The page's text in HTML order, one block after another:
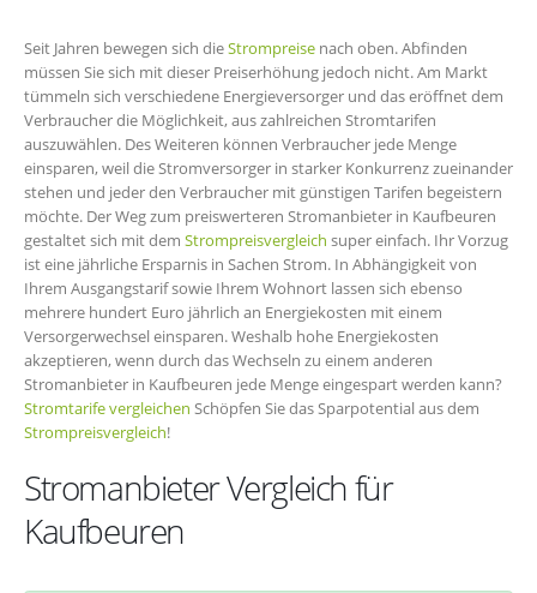
Seit Jahren bewegen sich dieStrompreise nach oben. Abfinden
müssen Sie sich mit dieser Preiserhöhung jedoch nicht. Am Markt
tümmeln sich verschiedene Energieversorger und das eröffnet dem
Verbraucher die Möglichkeit, aus zahlreichen Stromtarifen
auszuwählen. Des Weiteren können Verbraucher jede Menge
einsparen, weil die Stromversorger in starker Konkurrenz zueinander
stehen und jeder den Verbraucher mit günstigen Tarifen begeistern
möchte. Der Weg zum preiswerteren Stromanbieter in Kaufbeuren
gestaltet sich mit dem Strompreisvergleich super einfach. Ihr Vorzug
ist eine jährliche Ersparnis in Sachen Strom. In Abhängigkeit von
Ihrem Ausgangstarif sowie Ihrem Wohnort lassen sich ebenso
mehrere hundert Euro jährlich an Energiekosten mit einem
Versorgerwechsel einsparen. Weshalb hohe Energiekosten
akzeptieren, wenn durch das Wechseln zu einem anderen
Stromanbieter in Kaufbeuren jede Menge eingespart werden kann?
Stromtarife vergleichen Schöpfen Sie das Sparpotential aus dem
Strompreisvergleich!
Stromanbieter Vergleich für
Kaufbeuren